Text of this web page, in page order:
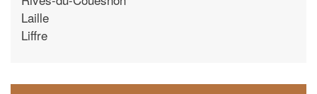
Laille
Liffre